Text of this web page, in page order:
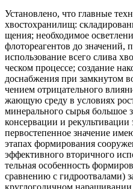
Установлено, что главные
хвостохранилищ:
щения; необходимое
флотореагентов до значений,
использование всего слива
ческом процессе; создание
доснабжения при замкнутом
чением отрицательного
жающую среду в условиях
минерального сырья большое
консервации и
первостепенное значение
этапах формирования
эффективного вторичного
тельная особенность
сравнению с гидроотвалами)
круглогодичном